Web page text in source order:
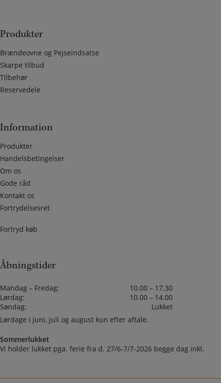
Produkter
Brændeovne og Pejseindsatse
Skarpe tilbud
Tilbehør
Reservedele
Information
Produkter
Handelsbetingelser
Om os
Gode råd
Kontakt os
Fortrydelsesret
Fortryd køb
Åbningstider
Mandag – Fredag:
10.00 – 17.30
Lørdag:
10.00 – 14.00
Søndag:
Lukket
Lørdage i juni, juli og august kun efter aftale.
Sommerlukket
Vi holder lukket pga. ferie fra d. 27/6-7/7-2026 begge dag inkl.